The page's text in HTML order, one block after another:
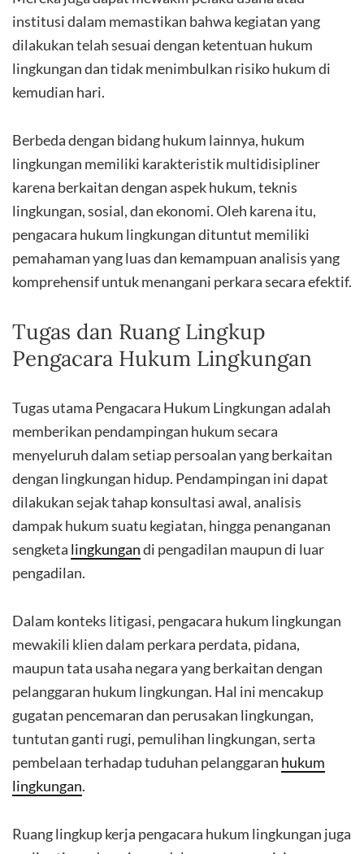
institusi dalam memastikan bahwa kegiatan yang
dilakukan telah sesuai dengan ketentuan hukum
lingkungan dan tidak menimbulkan risiko hukum di
kemudian hari.
Berbeda dengan bidang hukum lainnya, hukum
lingkungan memiliki karakteristik multidisipliner
karena berkaitan dengan aspek hukum, teknis
lingkungan, sosial, dan ekonomi. Oleh karena itu,
pengacara hukum lingkungan dituntut memiliki
pemahaman yang luas dan kemampuan analisis yang
komprehensif untuk menangani perkara secara efektif.
Tugas dan Ruang Lingkup
Pengacara Hukum Lingkungan
Tugas utama Pengacara Hukum Lingkungan adalah
memberikan pendampingan hukum secara
menyeluruh dalam setiap persoalan yang berkaitan
dengan lingkungan hidup. Pendampingan ini dapat
dilakukan sejak tahap konsultasi awal, analisis
dampak hukum suatu kegiatan, hingga penanganan
sengketa lingkungandi pengadilan maupun di luar
pengadilan.
Dalam konteks litigasi, pengacara hukum lingkungan
mewakili klien dalam perkara perdata, pidana,
maupun tata usaha negara yang berkaitan dengan
pelanggaran hukum lingkungan. Hal ini mencakup
gugatan pencemaran dan perusakan lingkungan,
tuntutan ganti rugi, pemulihan lingkungan, serta
pembelaan terhadap tuduhan pelanggaran hukum
lingkungan.
Ruang lingkup kerja pengacara hukum lingkungan juga